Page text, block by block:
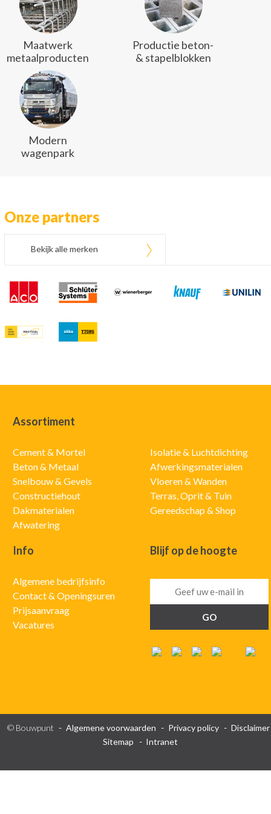
Maatwerk
metaalproducten
Productie beton-
& stapelblokken
Modern
wagenpark
Onze partners
Bekijk alle merken
Assortiment
Cement & Mortel
Beton & Metaal
Snelbouw & Gevels
Constructiehout
Dakmaterialen
Afwatering
Isolatie & Luchtdichting
Afwerkingsmaterialen
Vloeren & Wanden
Terras, Oprit & Tuin
Gereedschap & Shop
Info
Algemene bedrijfsinfo
Contact & Openingsuren
Prijsaanvraag
Vacatures
Blijf op de hoogte
© Bouwpunt Algemene voorwaarden Privacy policy
Disclaimer
Sitemap
Intranet